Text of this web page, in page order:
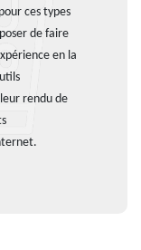
ces types
de faire
en la
rendu de